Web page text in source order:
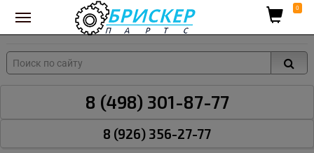
Вход для поставщиков 0
8 (498) 301-87-77
8 (926) 356-27-77